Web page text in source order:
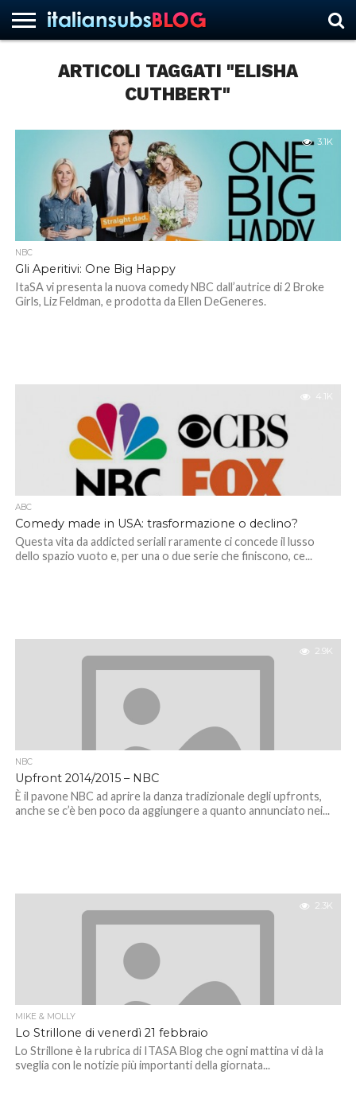
ARTICOLI TAGGATI "ELISHA
CUTHBERT"
3.1K
NBC
Gli Aperitivi: One Big Happy
ItaSA vi presenta la nuova comedy NBC dall’autrice di 2 Broke
Girls, Liz Feldman, e prodotta da Ellen DeGeneres.
4.1K
ABC
Comedy made in USA: trasformazione o declino?
Questa vita da addicted seriali raramente ci concede il lusso
dello spazio vuoto e, per una o due serie che finiscono, ce...
2.9K
NBC
Upfront 2014/2015 – NBC
È il pavone NBC ad aprire la danza tradizionale degli upfronts,
anche se c’è ben poco da aggiungere a quanto annunciato nei...
2.3K
MIKE & MOLLY
Lo Strillone di venerdì 21 febbraio
Lo Strillone è la rubrica di ITASA Blog che ogni mattina vi dà la
sveglia con le notizie più importanti della giornata...